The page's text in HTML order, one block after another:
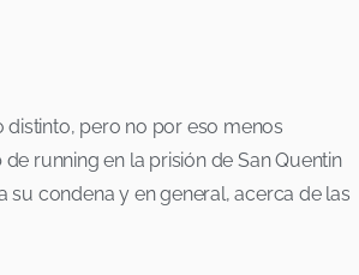
pero no por eso menos
running en la prisión de San Quentin
su condena y en general, acerca de las